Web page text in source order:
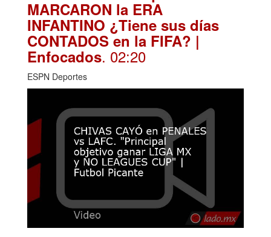
MARCARON la ERA
INFANTINO ¿Tiene sus días
CONTADOS en la FIFA? |
Enfocados. 02:20
ESPN Deportes